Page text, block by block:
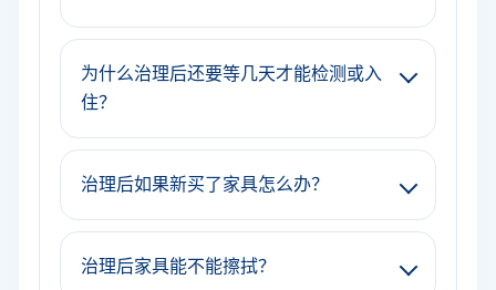
为什么治理后还要等几天才能检测或入
住？
治理后如果新买了家具怎么办？
治理后家具能不能擦拭？